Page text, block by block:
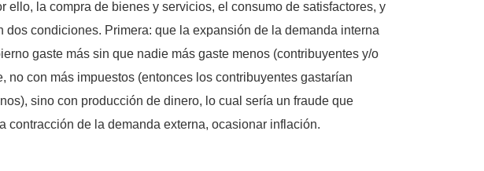
la compra de bienes y servicios, el consumo de satisfactores, y
condiciones. Primera: que la expansión de la demanda interna
gaste más sin que nadie más gaste menos (contribuyentes y/o
con más impuestos (entonces los contribuyentes gastarían
sino con producción de dinero, lo cual sería un fraude que
contracción de la demanda externa, ocasionar inflación.